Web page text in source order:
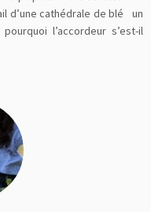
d’une cathédrale de blé un
l’accordeur s’est-il